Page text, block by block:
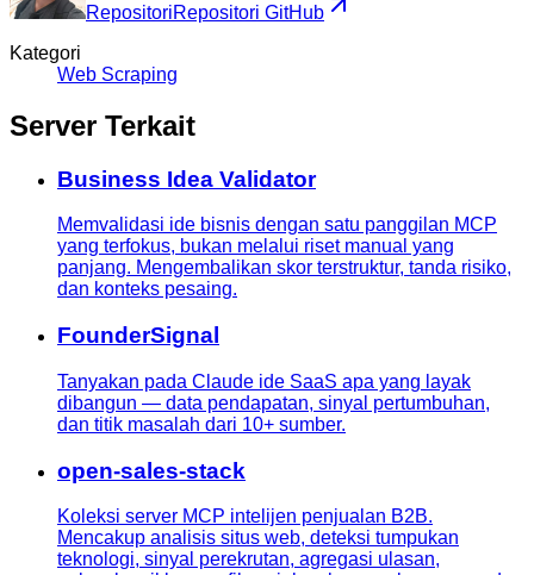
RepositoriRepositori GitHub
Kategori
Web Scraping
Server Terkait
Business Idea Validator
Memvalidasi ide bisnis dengan satu panggilan MCP
yang terfokus, bukan melalui riset manual yang
panjang. Mengembalikan skor terstruktur, tanda risiko,
dan konteks pesaing.
FounderSignal
Tanyakan pada Claude ide SaaS apa yang layak
dibangun — data pendapatan, sinyal pertumbuhan,
dan titik masalah dari 10+ sumber.
open-sales-stack
Koleksi server MCP intelijen penjualan B2B.
Mencakup analisis situs web, deteksi tumpukan
teknologi, sinyal perekrutan, agregasi ulasan,